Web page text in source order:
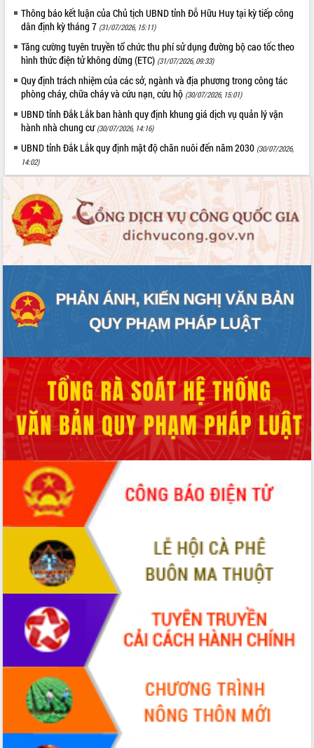
Thông báo kết luận của Chủ tịch UBND tỉnh Đỗ Hữu Huy tại kỳ tiếp công
dân định kỳ tháng 7 (31/07/2026, 15:11)
Tăng cường tuyên truyền tổ chức thu phí sử dụng đường bộ cao tốc theo
hình thức điện tử không dừng (ETC) (31/07/2026, 09:33)
Quy định trách nhiệm của các sở, ngành và địa phương trong công tác
phòng cháy, chữa cháy và cứu nạn, cứu hộ (30/07/2026, 15:01)
UBND tỉnh Đắk Lắk ban hành quy định khung giá dịch vụ quản lý vận
hành nhà chung cư (30/07/2026, 14:16)
UBND tỉnh Đắk Lắk quy định mật độ chăn nuôi đến năm 2030 (30/07/2026,
14:02)